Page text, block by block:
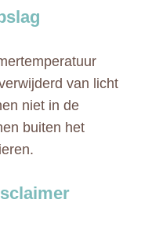
van licht
niet in de
buiten het